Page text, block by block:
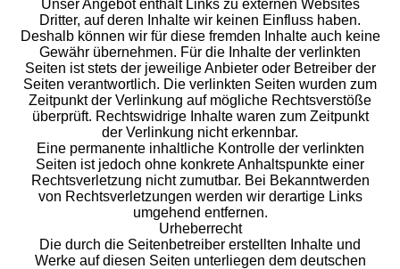
Unser Angebot enthält Links zu externen Websites
Dritter, auf deren Inhalte wir keinen Einfluss haben.
Deshalb können wir für diese fremden Inhalte auch keine
Gewähr übernehmen. Für die Inhalte der verlinkten
Seiten ist stets der jeweilige Anbieter oder Betreiber der
Seiten verantwortlich. Die verlinkten Seiten wurden zum
Zeitpunkt der Verlinkung auf mögliche Rechtsverstöße
überprüft. Rechtswidrige Inhalte waren zum Zeitpunkt
der Verlinkung nicht erkennbar.
Eine permanente inhaltliche Kontrolle der verlinkten
Seiten ist jedoch ohne konkrete Anhaltspunkte einer
Rechtsverletzung nicht zumutbar. Bei Bekanntwerden
von Rechtsverletzungen werden wir derartige Links
umgehend entfernen.
Urheberrecht
Die durch die Seitenbetreiber erstellten Inhalte und
Werke auf diesen Seiten unterliegen dem deutschen